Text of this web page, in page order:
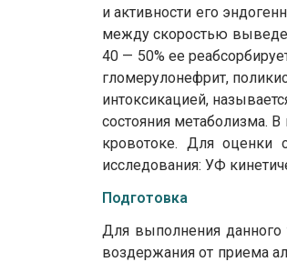
и активности его
между скоростью
40 — 50% ее
гломерулонефрит,
интоксикацией,
состояния метаболизма.
кровотоке. Для оценки
исследования: УФ
Подготовка
Для выполнения данного
воздержания от приема